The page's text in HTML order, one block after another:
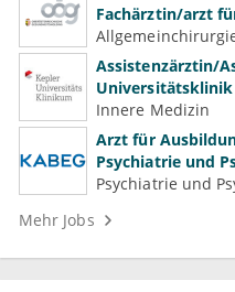
Fachärztin/arzt
Gefäßchirurgie
Assistenzärztin/
Innere Medizin
Arzt für
Psychiatrie und
Medizin (m/w/d)
Psychiatrie und
Mehr Jobs